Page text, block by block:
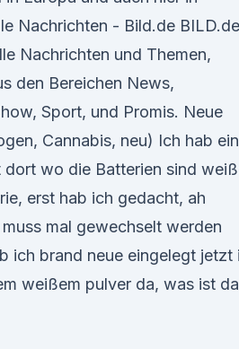
Nachrichten - Bild.de
Nachrichten und Themen,
den Bereichen News,
Sport, und Promis. Neue
Cannabis, neu) Ich hab
dort wo die Batterien sind
erst hab ich gedacht, ah
mal gewechselt werden
ich brand neue eingelegt jetzt
weißem pulver da, was ist